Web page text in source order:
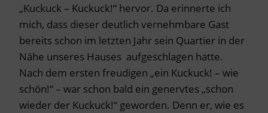
„Kuckuck – Kuckuck!“ hervor. Da erinnerte ich
mich, dass dieser deutlich vernehmbare Gast
bereits schon im letzten Jahr sein Quartier in der
Nähe unseres Hauses aufgeschlagen hatte.
Nach dem ersten freudigen „ein Kuckuck! – wie
schön!“ – war schon bald ein genervtes „schon
wieder der Kuckuck!“ geworden. Denn er, wie es